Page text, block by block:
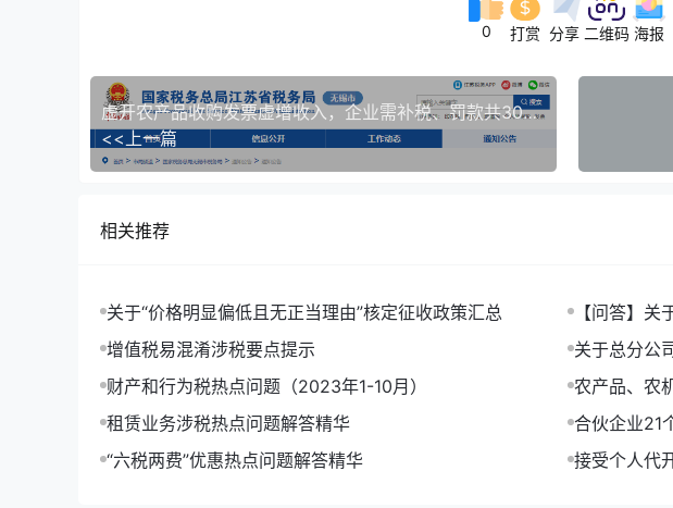
转让金融商品出现的正负差，按盈亏相抵后的余额为销售额。若相抵后
商品销售额相抵，但年末时仍出现负差的，不得转入下一个会计年度。
金融商品的买入价，可以选择按照加权平均法或者移动加权平均法进
金融商品转让，不得开具增值税专用发票。”
根据《财政部 国家税务总局关于全面推开营业税改征增值税试点的通
(二十二)下列金融商品转让收入。
根据《财政部 国家税务总局 关于明确金融 房地产开发 教育辅助服务
定：“二、纳税人购入基金、信托、理财产品等各类资产管理产品持有至到
释》(财税〔2016〕36号)第一条第(五)项第4点所称的金融商品转让。
十八、本通知除第十七条规定的政策外，其他均自2016年5月1日起执
0 打赏 分享 二维码 海报
虚开农产品收购发票虚增收入，企业需补税、罚款共300余万！
<<上一篇
相关推荐
关于“价格明显偏低且无正当理由”核定征收政策汇总
【问答】
增值税易混淆涉税要点提示
关于总分公
财产和行为税热点问题（2023年1-10月）
农产品、农
租赁业务涉税热点问题解答精华
合伙企业21
“六税两费”优惠热点问题解答精华
接受个人代